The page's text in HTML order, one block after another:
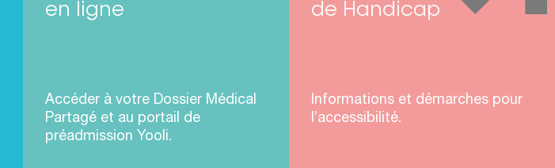
en ligne
Accéder à votre Dossier Médical
Partagé et au portail de
préadmission Yooli.
de Handicap
Informations et démarches pour
l’accessibilité.